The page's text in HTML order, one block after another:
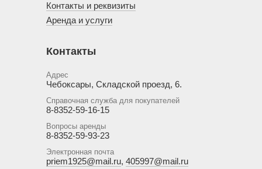
Контакты и реквизиты
Аренда и услуги
Контакты
Адрес
Чебоксары, Складской проезд, 6.
Справочная служба для покупателей
8-8352-59-16-15
Вопросы аренды
8-8352-59-93-23
Электронная почта
priem1925@mail.ru, 405997@mail.ru